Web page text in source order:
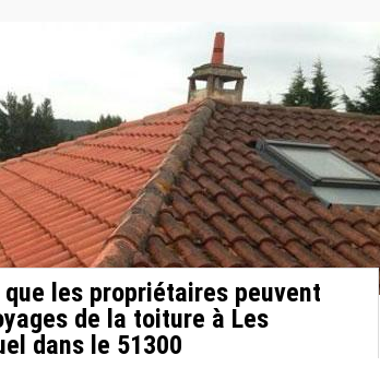
les propriétaires peuvent
de la toiture à Les
dans le 51300